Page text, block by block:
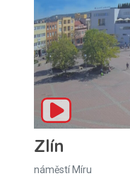
Zlín
náměstí Míru